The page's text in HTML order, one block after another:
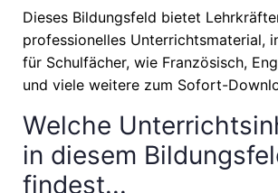
Dieses Bildungsfeld bietet
professionelles Unterrichtsmaterial,
für Schulfächer, wie Französisch,
und viele weitere zum Sofort-
Welche
in diesem
findest...